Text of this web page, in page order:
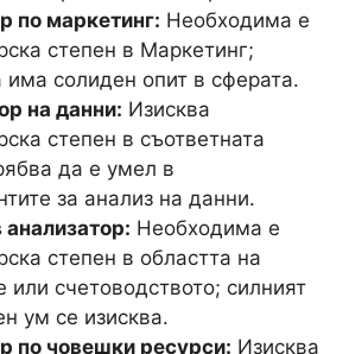
по маркетинг: Необходима е
степен в Маркетинг;
има солиден опит в сферата.
на данни: Изисква
степен в съответната
да е умел в
за анализ на данни.
Необходима е
степен в областта на
или счетоводството; силният
ум се изисква.
по човешки ресурси: Изисква